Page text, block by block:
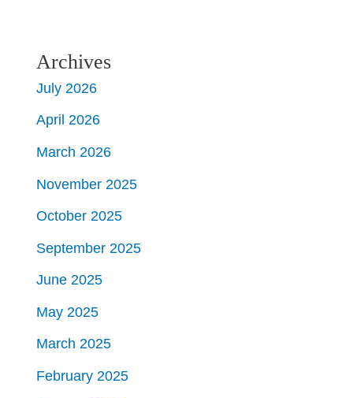
Archives
July 2026
April 2026
March 2026
November 2025
October 2025
September 2025
June 2025
May 2025
March 2025
February 2025